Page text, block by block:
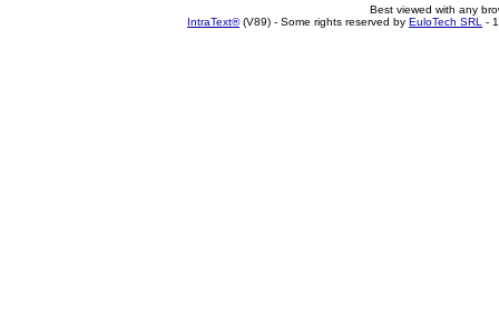
Best viewed with any
IntraText®(V89) - Some rights reserved by EuloTech SRL -